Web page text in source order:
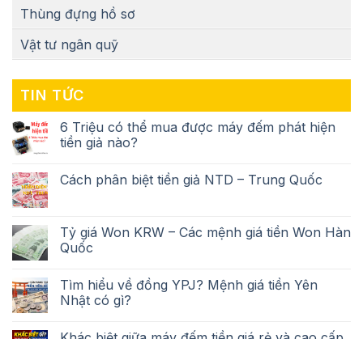
Thùng đựng hồ sơ
Vật tư ngân quỹ
TIN TỨC
6 Triệu có thể mua được máy đếm phát hiện
tiền giả nào?
Cách phân biệt tiền giả NTD – Trung Quốc
Tỷ giá Won KRW – Các mệnh giá tiền Won Hàn
Quốc
Tìm hiểu về đồng YPJ? Mệnh giá tiền Yên
Nhật có gì?